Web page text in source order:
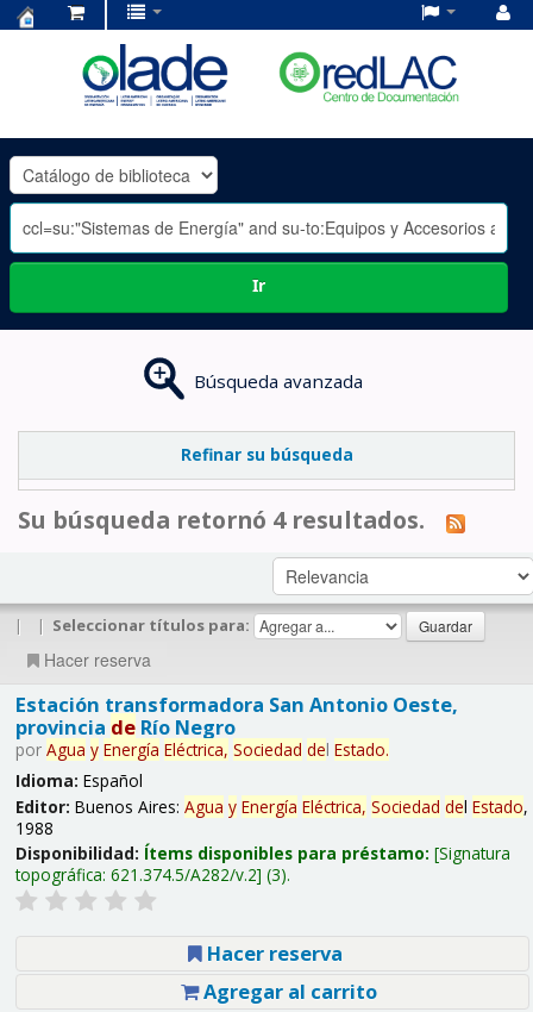
OLADE
-
Ir
Búsqueda avanzada
Refinar su búsqueda
Su búsqueda retornó 4 resultados.
| | Seleccionar títulos para:
Hacer reserva
Estación transformadora San Antonio Oeste,
provincia deRío Negro
por Agua y Energía Eléctrica, Sociedad del Estado.
Idioma: Español
Editor: Buenos Aires: Agua y Energía Eléctrica, Sociedad del Estado,
1988
Disponibilidad: Ítems disponibles para préstamo: Signatura
topográfica: 621.374.5/A282/v.2 (3).
Hacer reserva
Agregar al carrito